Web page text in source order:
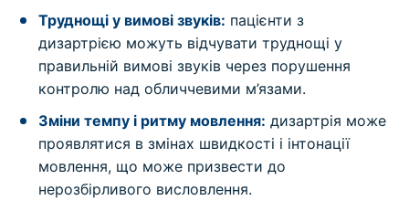
Труднощі у вимові звуків: пацієнти з
дизартрією можуть відчувати труднощі у
правильній вимові звуків через порушення
контролю над обличчевими м’язами.
Зміни темпу і ритму мовлення: дизартрія може
проявлятися в змінах швидкості і інтонації
мовлення, що може призвести до
нерозбірливого висловлення.